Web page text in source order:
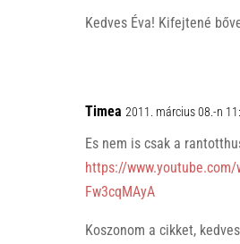
Kedves Éva! Kifejtené
Timea 2011. március 08.-n
Es nem is csak a
https://www.youtube.com/
Fw3cqMAyA
Koszonom a cikket,